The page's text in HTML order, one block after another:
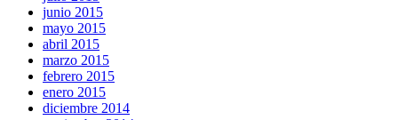
junio 2015
mayo 2015
abril 2015
marzo 2015
febrero 2015
enero 2015
diciembre 2014